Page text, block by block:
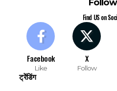
Find US on
Facebook
Like
X
Follow
ट्रेंडिंग